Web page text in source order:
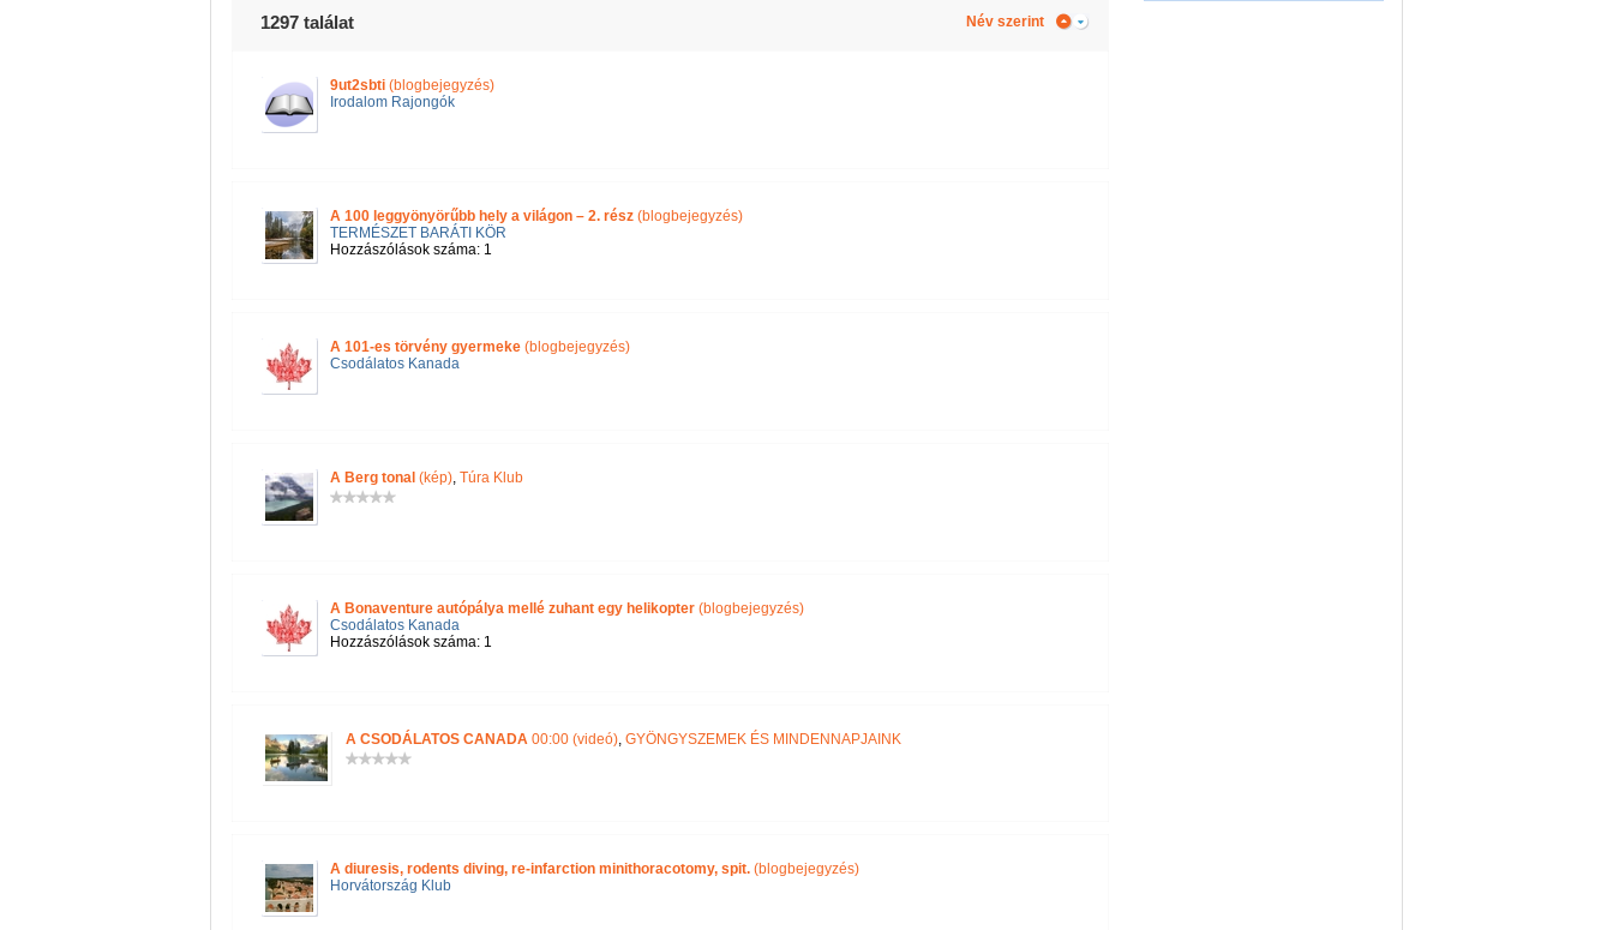
1297 találat Név szerint
9ut2sbti (blogbejegyzés)
Irodalom Rajongók
A 100 leggyönyörűbb hely a világon – 2. rész (blogbejegyzés)
TERMÉSZET BARÁTI KÖR
Hozzászólások száma: 1
A 101-es törvény gyermeke (blogbejegyzés)
Csodálatos Kanada
A Berg tonal (kép), Túra Klub
A Bonaventure autópálya mellé zuhant egy helikopter (blogbejegyzés)
Csodálatos Kanada
Hozzászólások száma: 1
A CSODÁLATOS CANADA 00:00 (videó), GYÖNGYSZEMEK ÉS MINDENNAPJAINK
A diuresis, rodents diving, re-infarction minithoracotomy, spit. (blogbejegyzés)
Horvátország Klub